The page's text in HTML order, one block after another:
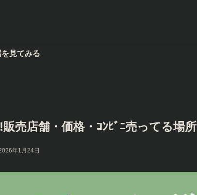
販売店舗・価格・ｺﾝﾋﾞﾆ売ってる場所
年1月24日